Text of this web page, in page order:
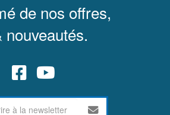
de nos offres,